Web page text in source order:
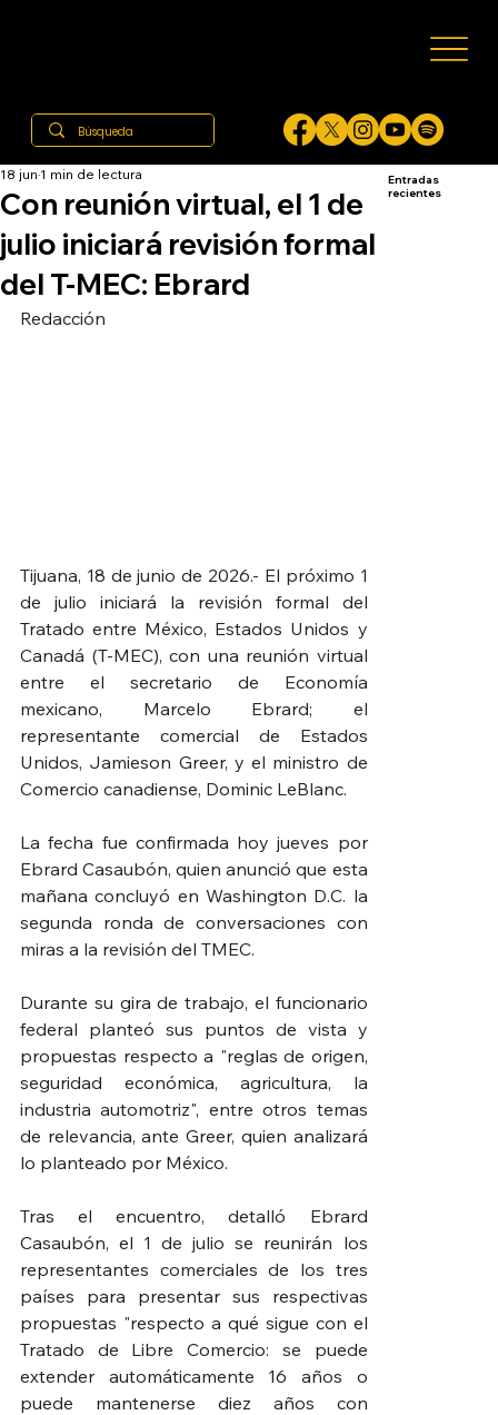
Con reunión virtual, el 1 de
julio iniciará revisión formal
del T-MEC: Ebrard
18 jun 1 min de lectura
Redacción
Tijuana, 18 de junio de 2026.- El próximo 1
de julio iniciará la revisión formal del
Tratado entre México, Estados Unidos y
Canadá (T-MEC), con una reunión virtual
entre el secretario de Economía
mexicano, Marcelo Ebrard; el
representante comercial de Estados
Unidos, Jamieson Greer, y el ministro de
Comercio canadiense, Dominic LeBlanc.
La fecha fue confirmada hoy jueves por
Ebrard Casaubón, quien anunció que esta
mañana concluyó en Washington D.C. la
segunda ronda de conversaciones con
miras a la revisión del TMEC.
Durante su gira de trabajo, el funcionario
federal planteó sus puntos de vista y
propuestas respecto a "reglas de origen,
seguridad económica, agricultura, la
industria automotriz", entre otros temas
de relevancia, ante Greer, quien analizará
lo planteado por México.
Tras el encuentro, detalló Ebrard
Casaubón, el 1 de julio se reunirán los
representantes comerciales de los tres
países para presentar sus respectivas
propuestas "respecto a qué sigue con el
Tratado de Libre Comercio: se puede
extender automáticamente 16 años o
puede mantenerse diez años con
Entradas
recientes